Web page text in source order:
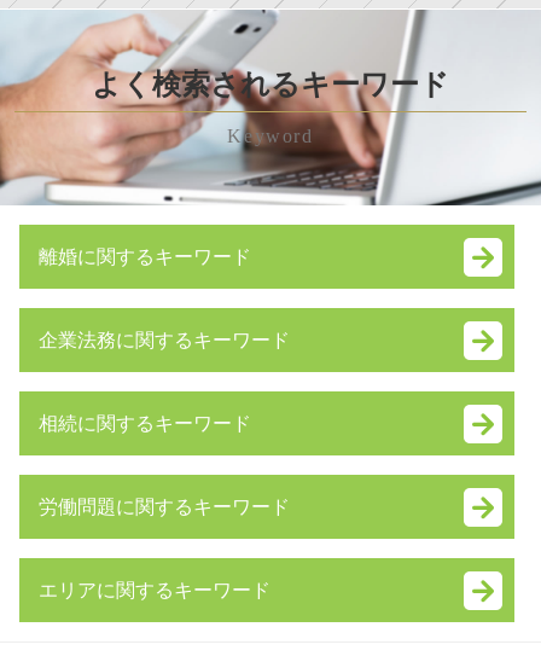
よく検索されるキーワード
Keyword
離婚に関するキーワード
離婚 理由 モラハラ
スピード 離婚
財産分与 対象にならないもの
離婚調停 不成立
養育費 いつまで
企業法務に関するキーワード
業務 提携
事業承継 個人
秘密保持契約 nda
相続に関するキーワード
相続 借金
遺留分侵害額請求権
労働問題に関するキーワード
労働問題 弁護士
エリアに関するキーワード